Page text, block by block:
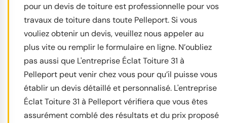
pour un devis de toiture est professionnelle pour vos
travaux de toiture dans toute Pelleport. Si vous
vouliez obtenir un devis, veuillez nous appeler au
plus vite ou remplir le formulaire en ligne. N’oubliez
pas aussi que L'entreprise Éclat Toiture 31 à
Pelleport peut venir chez vous pour qu’il puisse vous
établir un devis détaillé et personnalisé. L'entreprise
Éclat Toiture 31 à Pelleport vérifiera que vous êtes
assurément comblé des résultats et du prix proposé